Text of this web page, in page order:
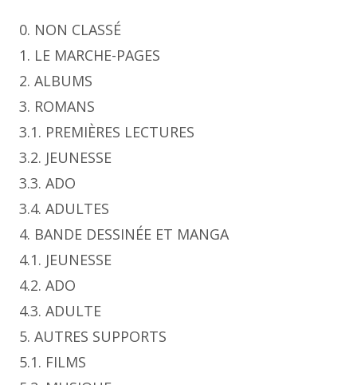
0. NON CLASSÉ
1. LE MARCHE-PAGES
2. ALBUMS
3. ROMANS
3.1. PREMIÈRES LECTURES
3.2. JEUNESSE
3.3. ADO
3.4. ADULTES
4. BANDE DESSINÉE ET MANGA
4.1. JEUNESSE
4.2. ADO
4.3. ADULTE
5. AUTRES SUPPORTS
5.1. FILMS